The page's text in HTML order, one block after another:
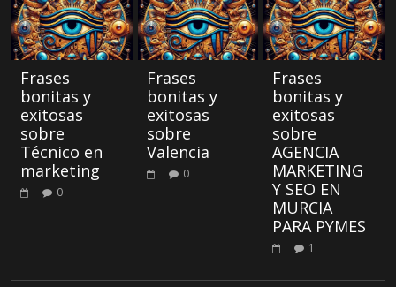
Frases
bonitas y
exitosas
sobre
Técnico en
marketing
0
Frases
bonitas y
exitosas
sobre
Valencia
0
Frases
bonitas y
exitosas
sobre
AGENCIA
MARKETING
Y SEO EN
MURCIA
PARA PYMES
1